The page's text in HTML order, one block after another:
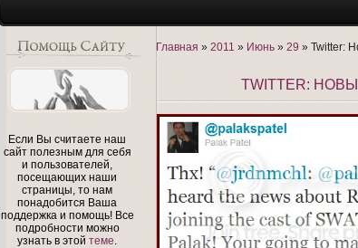
Если Вы считаете наш
сайт полезным для себя
и пользователей,
посещающих наши
страницы, то нам
понадобится Ваша
поддержка и помощь! Все
подробности можно
узнать в этой теме.
Главная » 2011 » Июнь » 29 » Twitter:
TWITTER: